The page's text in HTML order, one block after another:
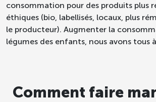
consommation pour des produits plus
éthiques (bio, labellisés, locaux, plus
le producteur). Augmenter la
légumes des enfants, nous avons tous
Comment faire